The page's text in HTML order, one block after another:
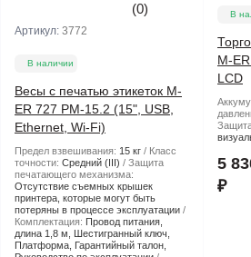
(0)
Артикул: 3772
В наличии
Весы с печатью этикеток M-
ER 727 PM-15.2 (15", USB,
Ethernet, Wi-Fi)
Предел взвешивания: 15 кг
Класс
точности: Средний (III)
Защита
печатающего механизма:
Отсутствие съемных крышек
принтера, которые могут быть
потеряны в процессе эксплуатации
Комплектация: Провод питания,
длина 1,8 м, Шестигранный ключ,
Платформа, Гарантийный талон,
В
M-
LCD
5
₽